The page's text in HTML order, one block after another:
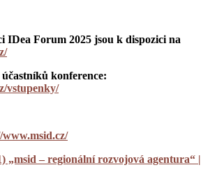
IDea Forum 2025 jsou k dispozici na
konference:
vstupenky/
„msid – regionální rozvojová agentura“ |